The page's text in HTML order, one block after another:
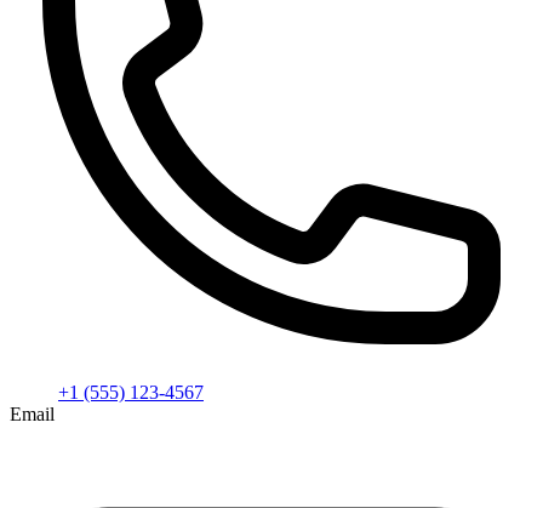
+1 (555) 123-4567
Email